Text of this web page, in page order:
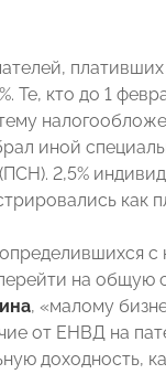
кто до 1
иной
2,5%
как
на общую
, «малому
от ЕНВД на
доходность,